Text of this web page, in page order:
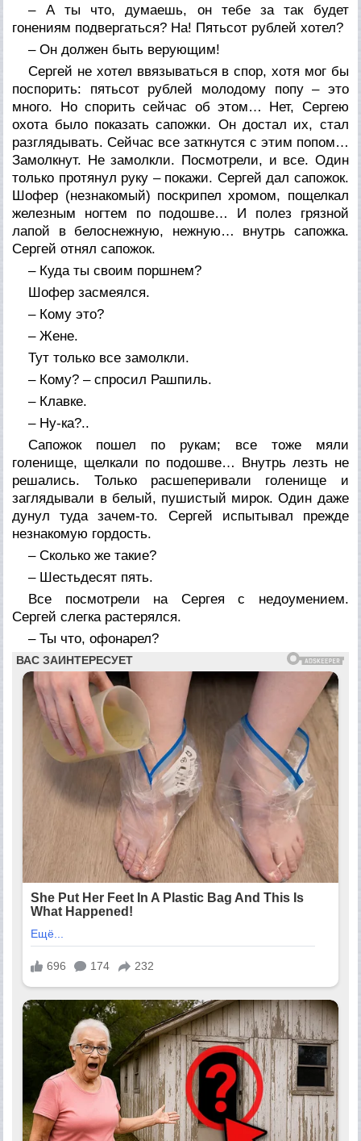
– А ты что, думаешь, он тебе за так будет
гонениям подвергаться? На! Пятьсот рублей хотел?
– Он должен быть верующим!
Сергей не хотел ввязываться в спор, хотя мог бы
поспорить: пятьсот рублей молодому попу – это
много. Но спорить сейчас об этом… Нет, Сергею
охота было показать сапожки. Он достал их, стал
разглядывать. Сейчас все заткнутся с этим попом…
Замолкнут. Не замолкли. Посмотрели, и все. Один
только протянул руку – покажи. Сергей дал сапожок.
Шофер (незнакомый) поскрипел хромом, пощелкал
железным ногтем по подошве… И полез грязной
лапой в белоснежную, нежную… внутрь сапожка.
Сергей отнял сапожок.
– Куда ты своим поршнем?
Шофер засмеялся.
– Кому это?
– Жене.
Тут только все замолкли.
– Кому? – спросил Рашпиль.
– Клавке.
– Ну-ка?..
Сапожок пошел по рукам; все тоже мяли
голенище, щелкали по подошве… Внутрь лезть не
решались. Только расшеперивали голенище и
заглядывали в белый, пушистый мирок. Один даже
дунул туда зачем-то. Сергей испытывал прежде
незнакомую гордость.
– Сколько же такие?
– Шестьдесят пять.
Все посмотрели на Сергея с недоумением.
Сергей слегка растерялся.
– Ты что, офонарел?